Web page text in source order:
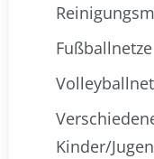
Fußballnetze
Kinder/